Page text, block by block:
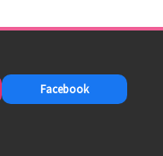
Facebook